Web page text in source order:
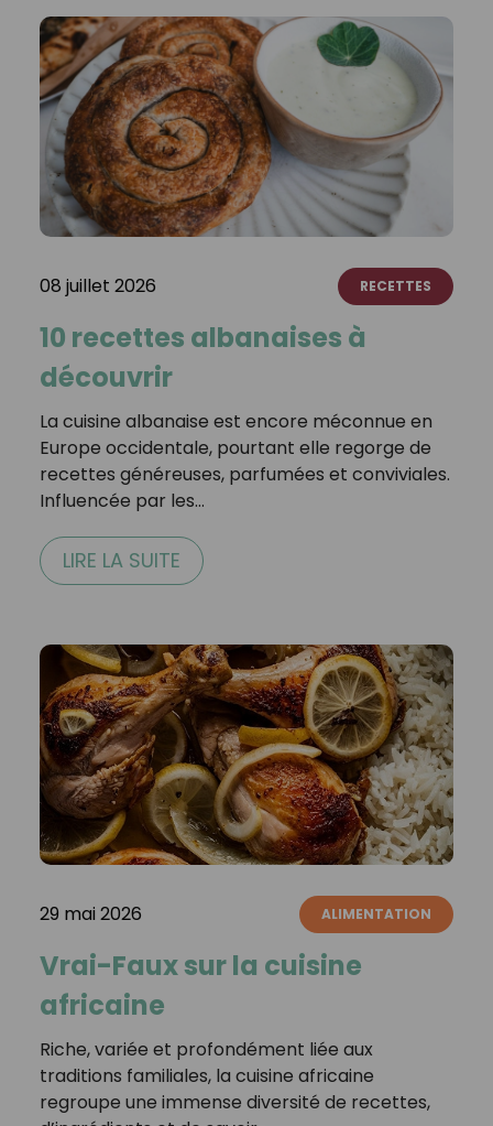
08 juillet 2026 RECETTES
10 recettes albanaises à
découvrir
La cuisine albanaise est encore méconnue en
Europe occidentale, pourtant elle regorge de
recettes généreuses, parfumées et conviviales.
Influencée par les…
LIRE LA SUITE
29 mai 2026 ALIMENTATION
Vrai-Faux sur la cuisine
africaine
Riche, variée et profondément liée aux
traditions familiales, la cuisine africaine
regroupe une immense diversité de recettes,